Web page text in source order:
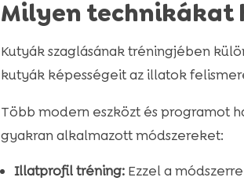
Milyen technikákat
Kutyák szaglásának tréningjében
kutyák képességeit az illatok
Több modern eszközt és programot
gyakran alkalmazott módszereket:
Illatprofil tréning:Ezzel a